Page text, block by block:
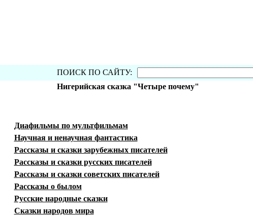
ПОИСК ПО САЙТУ:
Нигерийская сказка "Четыре почему"
Диафильмы по мультфильмам
Научная и ненаучная фантастика
Рассказы и сказки зарубежных писателей
Рассказы и сказки русских писателей
Рассказы и сказки советских писателей
Рассказы о былом
Русские народные сказки
Сказки народов мира